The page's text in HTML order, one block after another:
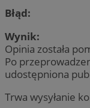
Błąd:
Wynik:
Opinia została
Po
udostępniona
Trwa wysyłanie